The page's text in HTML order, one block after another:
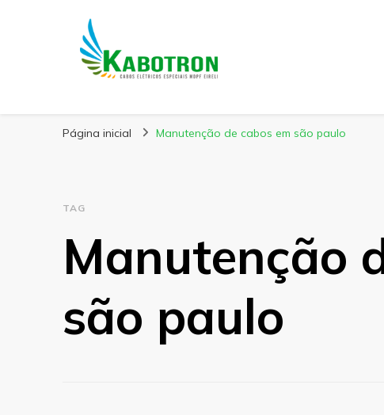
Kabotron
Página inicial Manutenção de cabos em são paulo
TAG
Manutenção
são paulo